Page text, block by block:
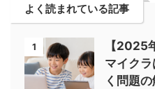
よく読まれている記事
1
【2025
マイク
く問題